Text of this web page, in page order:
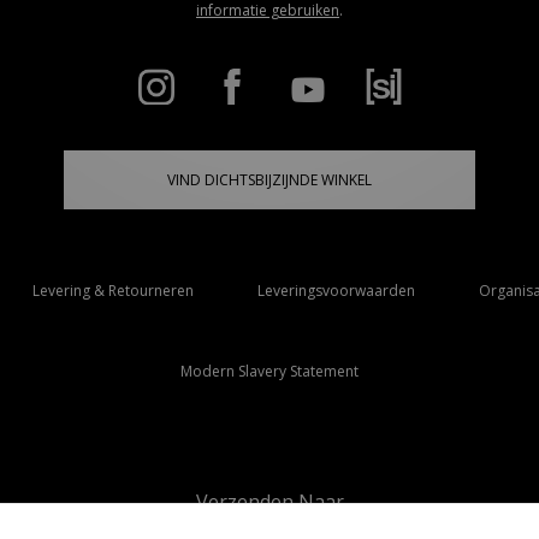
informatie gebruiken.
VIND DICHTSBIJZIJNDE WINKEL
Levering & Retourneren Leveringsvoorwaarden
Modern Slavery Statement
Verzenden Naar